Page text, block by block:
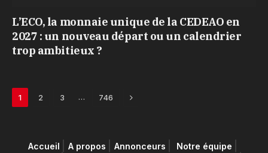
L’ECO, la monnaie unique de la CEDEAO en
2027 : un nouveau départ ou un calendrier
trop ambitieux ?
1 2 3 … 746 Next
Accueil A propos Annonceurs Notre équipe